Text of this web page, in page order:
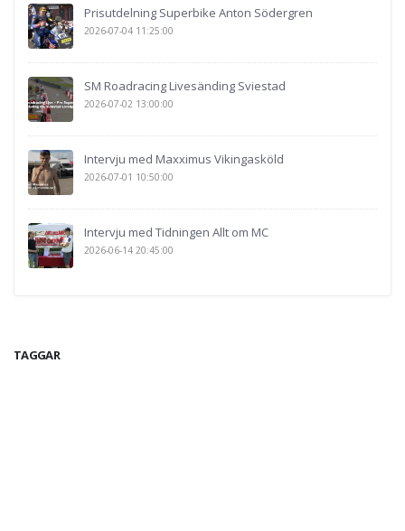
Prisutdelning Superbike Anton Södergren
2026-07-04 11:25:00
SM Roadracing Livesänding Sviestad
2026-07-02 13:00:00
Intervju med Maxximus Vikingasköld
2026-07-01 10:50:00
Intervju med Tidningen Allt om MC
2026-06-14 20:45:00
TAGGAR